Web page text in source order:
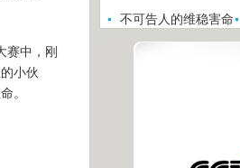
不可告人的维稳害命
赛中，刚
小伙
。